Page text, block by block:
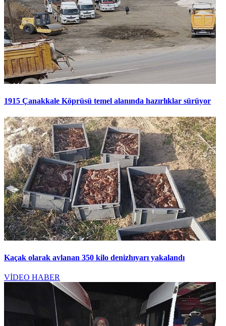
1915 Çanakkale Köprüsü temel alanında hazırlıklar sürüyor
Kaçak olarak avlanan 350 kilo denizhıyarı yakalandı
VİDEO HABER